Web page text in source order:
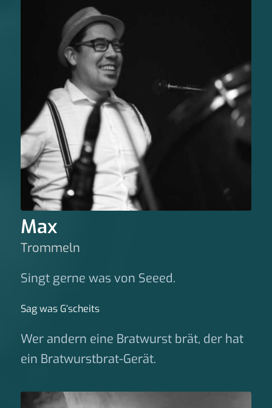
Max
Trommeln
Singt gerne was von Seeed.
Sag was G‘scheits
Wer andern eine Bratwurst brät, der hat
ein Bratwurstbrat-Gerät.